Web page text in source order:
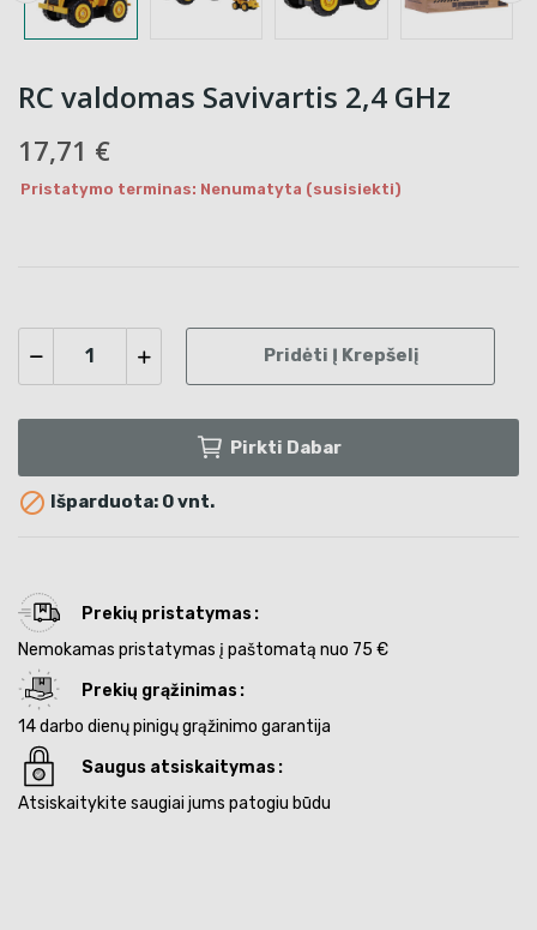
RC valdomas Savivartis 2,4 GHz
17,71 €
Pristatymo terminas: Nenumatyta (susisiekti)
Pridėti Į Krepšelį
Pirkti Dabar
 Išparduota: 0 vnt.
Prekių pristatymas
Nemokamas pristatymas į paštomatą nuo 75 €
Prekių grąžinimas
14 darbo dienų pinigų grąžinimo garantija
Saugus atsiskaitymas
Atsiskaitykite saugiai jums patogiu būdu